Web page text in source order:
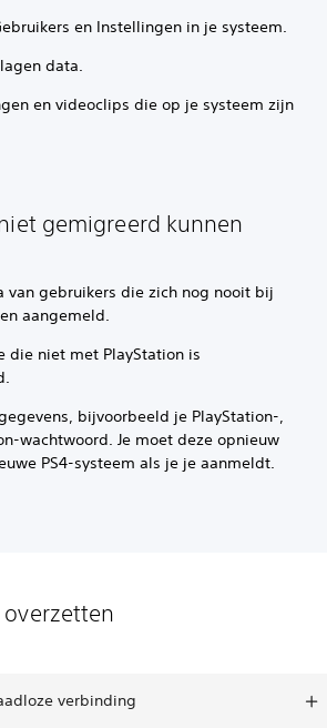
en Instellingen in je systeem.
data.
en videoclips die op je systeem zijn
gemigreerd kunnen
van gebruikers die zich nog nooit bij
aangemeld.
die niet met PlayStation is
bijvoorbeeld je PlayStation-,
wachtwoord. Je moet deze opnieuw
PS4-systeem als je je aanmeldt.
overzetten
verbinding